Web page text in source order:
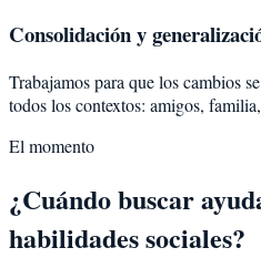
Consolidación y
Trabajamos para que los cambios
todos los contextos: amigos,
El momento
¿Cuándo buscar
habilidades sociales?